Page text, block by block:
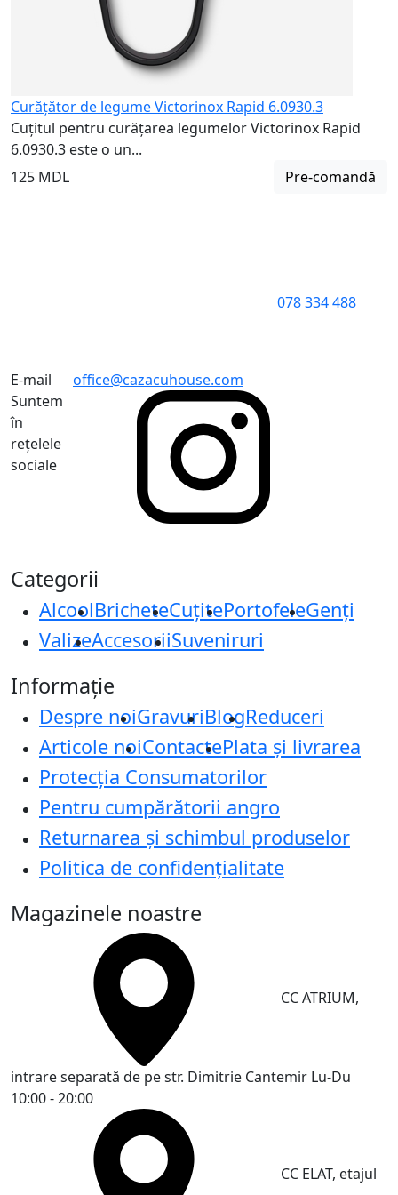
Curățător de legume Victorinox Rapid 6.0930.3
Cuțitul pentru curățarea legumelor Victorinox Rapid
6.0930.3 este o un...
125 MDL
Pre-comandă
078 334 488
E-mail
office@cazacuhouse.com
Suntem
în
rețelele
sociale
Categorii
AlcoolBricheteCuțitePortofeleGenți
ValizeAccesoriiSuveniruri
Informație
Despre noiGravuriBlogReduceri
Articole noiContactePlata și livrarea
Protecţia Consumatorilor
Pentru cumpărătorii angro
Returnarea și schimbul produselor
Politica de confidențialitate
Magazinele noastre
CC ATRIUM,
intrare separată de pe str. Dimitrie Cantemir Lu-Du
10:00 - 20:00
CC ELAT, etajul